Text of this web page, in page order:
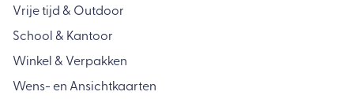
Vrije tijd & Outdoor
School & Kantoor
Winkel & Verpakken
Wens- en Ansichtkaarten